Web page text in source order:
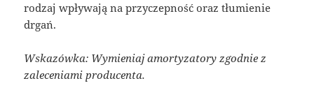
rodzaj wpływają na przyczepność oraz tłumienie
drgań.
Wskazówka: Wymieniaj amortyzatory zgodnie z
zaleceniami producenta.